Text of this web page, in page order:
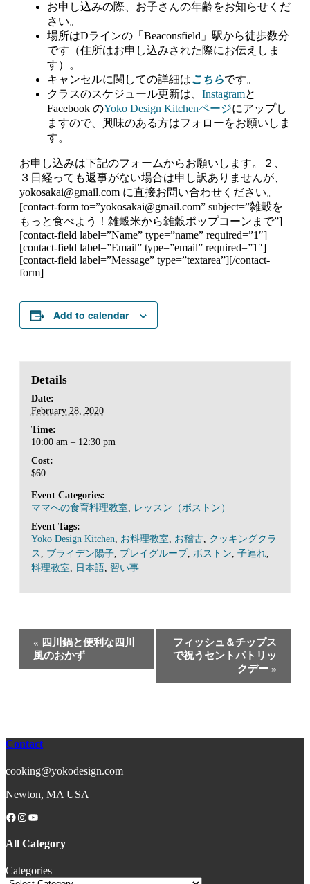
お申し込みの際、お子さんの年齢をお知らせくだ
さい。
場所はDラインの「Beaconsfield」駅から徒歩数分
です（住所はお申し込みされた際にお伝えしま
す）。
キャンセルに関しての詳細はこちらです。
クラスのスケジュール更新は、 Instagramと
Facebook のYoko Design Kitchenページにアップし
ますので、興味のある方はフォローをお願いしま
す。
お申し込みは下記のフォームからお願いします。２、
３日経っても返事がない場合は申し訳ありませんが、
yokosakai@gmail.com に直接お問い合わせください。
[contact-form to=”yokosakai@gmail.com” subject=”雑穀を
もっと食べよう！雑穀米から雑穀ポップコーンまで”]
[contact-field label=”Name” type=”name” required=”1″]
[contact-field label=”Email” type=”email” required=”1″]
[contact-field label=”Message” type=”textarea”][/contact-
form]
Add to calendar
Details
Date:
February 28, 2020
Time:
10:00 am – 12:30 pm
Cost:
$60
Event Categories:
ママへの食育料理教室
レッスン（ボストン）
Event Tags:
Yoko Design Kitchen
お料理教室 お稽古, クッキングクラ
ス
ブライデン陽子, プレイグループ, ボストン 子連れ,
料理教室
日本語, 習い事
Event
Navigation
« 四川鍋と便利な四川
風のおかず
フィッシュ＆チップス
で祝うセントパトリッ
クデー »
Contact
cooking@yokodesign.com
Newton, MA USA
Facebook
Instagram YouTube
All Category
Categories